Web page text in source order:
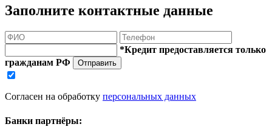
Заполните контактные данные
*Кредит предоставляется только
гражданам РФ
Отправить
Согласен на обработку персональных данных
Банки партнёры: